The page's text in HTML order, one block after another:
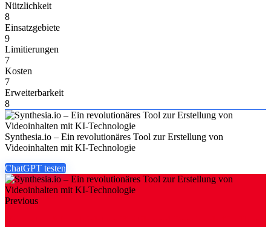
Nützlichkeit
8
Einsatzgebiete
9
Limitierungen
7
Kosten
7
Erweiterbarkeit
8
Synthesia.io – Ein revolutionäres Tool zur Erstellung von
Videoinhalten mit KI-Technologie
ChatGPT testen
Previous